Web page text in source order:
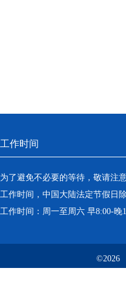
工作时间
为了避免不必要的等待，敬请注
工作时间，中国大陆法定节假日除
工作时间：周一至周六 早8:00-晚
©2026